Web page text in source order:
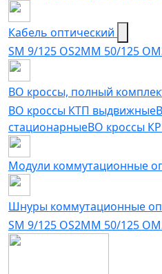
Кабель оптический
SM 9/125 OS2MM 50/125
ВО кроссы, полный
ВО кроссы КТП выдвижные
стационарныеВО кроссы
Модули коммутационные
Шнуры коммутационные
SM 9/125 OS2MM 50/125